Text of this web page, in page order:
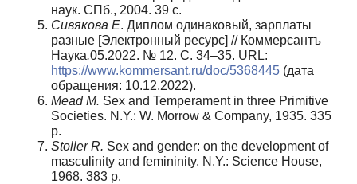
наук. СПб., 2004. 39 с.
Сивякова Е. Диплом одинаковый, зарплаты
разные [Электронный ресурс] // Коммерсантъ
Наука.05.2022. № 12. С. 34–35. URL:
https://www.kommersant.ru/doc/5368445 (дата
обращения: 10.12.2022).
Mead M. Sex and Temperament in three Primitive
Societies. N.Y.: W. Morrow & Company, 1935. 335
p.
Stoller R. Sex and gender: on the development of
masculinity and femininity. N.Y.: Science House,
1968. 383 p.